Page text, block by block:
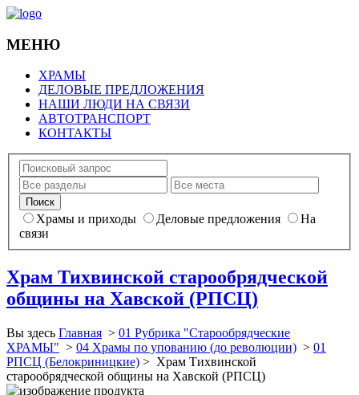
МЕНЮ
ХРАМЫ
ДЕЛОВЫЕ ПРЕДЛОЖЕНИЯ
НАШИ ЛЮДИ НА СВЯЗИ
АВТОТРАНСПОРТ
КОНТАКТЫ
Храмы и приходы Деловые предложения
На
связи
Храм Тихвинской старообрядческой
общины на Хавской (РПСЦ)
Вы здесь Главная > 01 Рубрика "Старообрядческие
ХРАМЫ" > 04 Храмы по упованию (до революции) > 01
РПСЦ (Белокриницкие) > Храм Тихвинской
старообрядческой общины на Хавской (РПСЦ)